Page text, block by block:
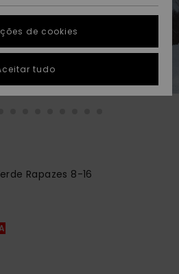
de
para
a
mais
Rapazes 8-16
de cookies
tudo